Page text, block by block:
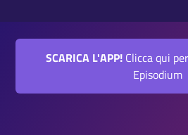
SCARICA L'APP!Clicca qui
Episodium